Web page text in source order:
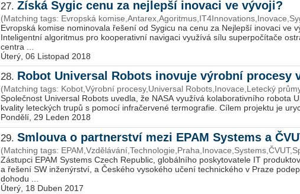
27. Získá Sygic cenu za nejlepší inovaci ve vývoji?
(Matching tags: Evropská
Evropská komise nominovala řešení od Sygicu na cenu za Nejlepší inovaci ve
Inteligentní algoritmus pro kooperativní navigaci využívá sílu superpočítače
centra ...
Úterý, 06 Listopad 2018
28. Robot Universal Robots inovuje výrobní
(Matching tags: Kobot,Výrobní procesy,Universal Robots,Inovace,Letecký
Společnost Universal Robots uvedla, že NASA využívá kolaborativního robota
kvality leteckých trupů s pomocí infračervené ter­mo­gra­fie. Cílem projektu je
Pondělí, 29 Leden 2018
29. Smlouva o partnerství mezi EPAM Systems a
(Matching tags:
Zástupci EPAM Systems Czech Republic, globálního poskytovatele IT
a řešení SW inženýrství, a Českého vysokého učení technického v Praze
dohodu ...
Úterý, 18 Duben 2017